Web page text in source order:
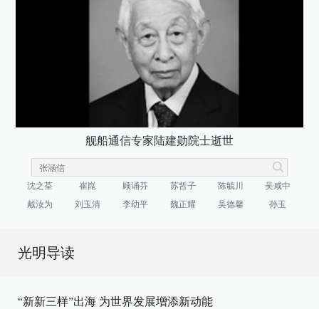
舰船通信专家陆建勋院士逝世
沈之荃 崔崑 顾诵芬 苏哲子 陈毓川
吴咸中
戴汝为
刘玉清 李幼平 魏正耀 吴德馨 孙玉
光明导读
“新新三样”出海 为世界发展增添新动能